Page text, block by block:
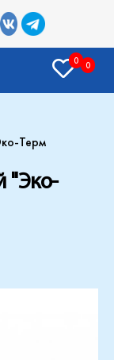
0 0
Терм
"Эко-